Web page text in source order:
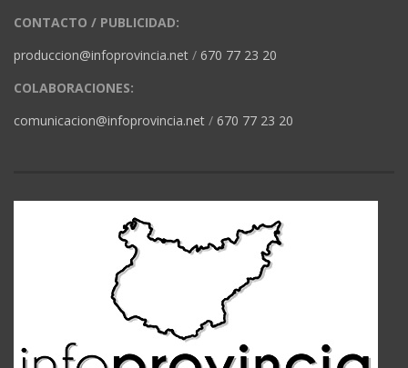
CONTACTO / PUBLICIDAD:
produccion@infoprovincia.net / 670 77 23 20
COLABORACIONES:
comunicacion@infoprovincia.net / 670 77 23 20